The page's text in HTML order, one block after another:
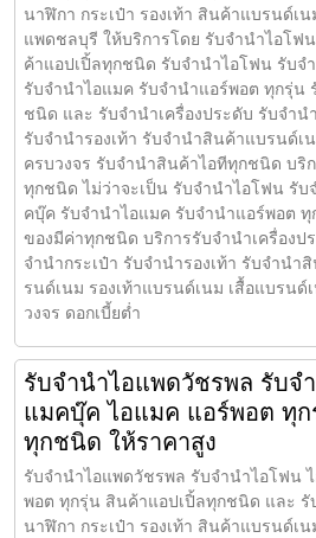
นาฬิกา กระเป๋า รองเท้า สินค้าแบรนด์เ
แพดชลบุรี ให้บริการโดย รับจํานําไอโฟ
ค้าแอปเปิ้ลทุกชนิด รับจำนำไอโฟน รับจ
รับจำนำไอแมค รับจำนำแอร์พอต ทุกรุ่น
ชนิด และ รับจำนำเครื่องประดับ รับจำน
รับจำนำรองเท้า รับจำนำสินค้าแบรนด์เ
ครบวงจร รับจำนำสินค้าไอทีทุกชนิด บริ
ทุกชนิด ไม่ว่าจะเป็น รับจำนำไอโฟน รับ
คบุ๊ค รับจำนำไอแมค รับจำนำแอร์พอต ทุ
ของมีค่าทุกชนิด บริการรับจำนำเครื่องป
จำนำกระเป๋า รับจำนำรองเท้า รับจำนำ
รนด์เนม รองเท้าแบรนด์เนม เสื้อแบรน
วงจร ดอกเบี้ยต่ำ
รับจำนำไอแพดวัชรพล รับจ
แมคบุ๊ค ไอแมค แอร์พอต ทุ
ทุกชนิด ให้ราคาสูง
รับจำนำไอแพดวัชรพล รับจำนำไอโฟน
พอต ทุกรุ่น สินค้าแอปเปิ้ลทุกชนิด และ รั
นาฬิกา กระเป๋า รองเท้า สินค้าแบรนด์เ